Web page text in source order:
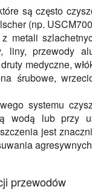
są często
(np.
metali
liny, przewody
medyczne,
śrubowe,
systemu
wodą lub przy
jest
przewodów